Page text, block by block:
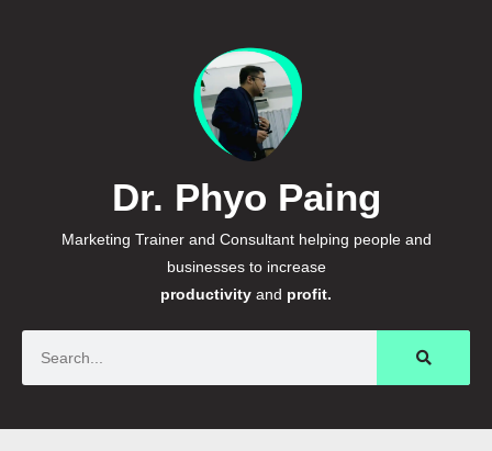
Dr. Phyo Paing
Marketing Trainer and Consultant helping people and
businesses to increase
productivity and profit.